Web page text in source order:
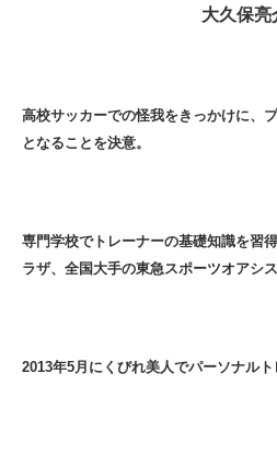
大久保亮
高校サッカーでの怪我をきっかけに、
となることを決意。
専門学校でトレーナーの基礎知識を習
ラザ、全国大手の東急スポーツオアシス
2013年5月にくびれ美人でパーソナルト